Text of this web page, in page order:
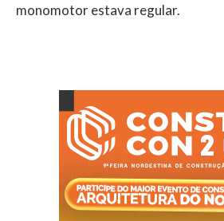
monomotor estava regular.